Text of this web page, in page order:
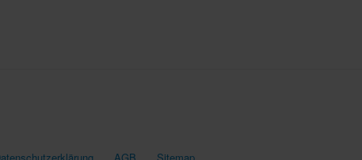
AGB Sitemap